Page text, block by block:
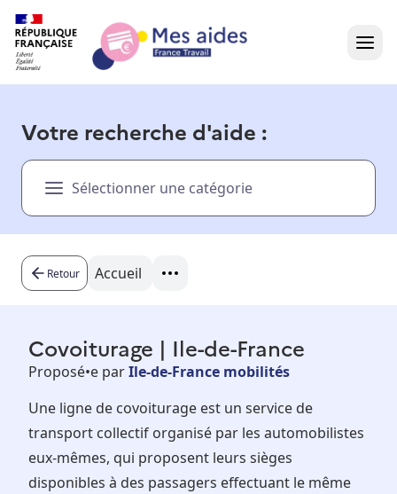
Présentation vidéo
Besoin d'aide ?
Votre recherche d'aide :
Sélectionner une catégorie
Retour Accueil
Covoiturage | Ile-de-France
Proposé•e parIle-de-France mobilités
Une ligne de covoiturage est un service de
transport collectif organisé par les automobilistes
eux‑mêmes, qui proposent leurs sièges
disponibles à des passagers effectuant le même